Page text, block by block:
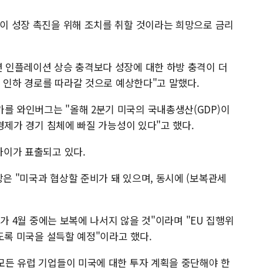
성장 촉진을 위해 조치를 취할 것이라는 희망으로 금리
플레이션 상승 충격보다 성장에 대한 하방 충격이 더
하 경로를 따라갈 것으로 예상한다"고 말했다.
와인버그는 "올해 2분기 미국의 국내총생산(GDP)이
가 경기 침체에 빠질 가능성이 있다"고 했다.
가 표출되고 있다.
"미국과 협상할 준비가 돼 있으며, 동시에 (보복관세
4월 중에는 보복에 나서지 않을 것"이라며 "EU 집행위
미국을 설득할 예정"이라고 했다.
유럽 기업들이 미국에 대한 투자 계획을 중단해야 한